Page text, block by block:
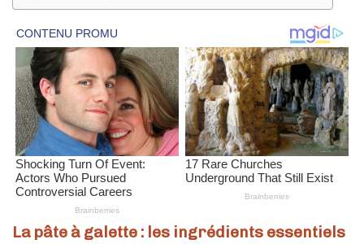
La pâte à galette : les ingrédients essentiels